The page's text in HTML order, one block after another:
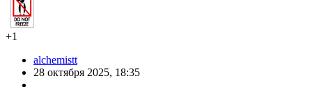
+1
alchemistt
28 октября 2025, 18:35